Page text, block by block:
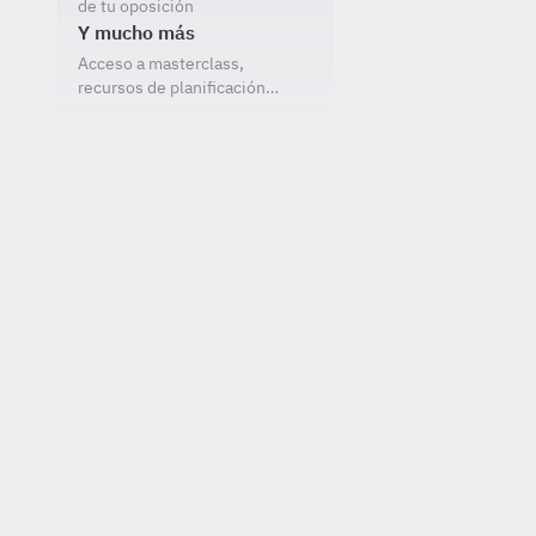
de tu oposición
Y mucho más
Acceso a masterclass,
recursos de planificación…